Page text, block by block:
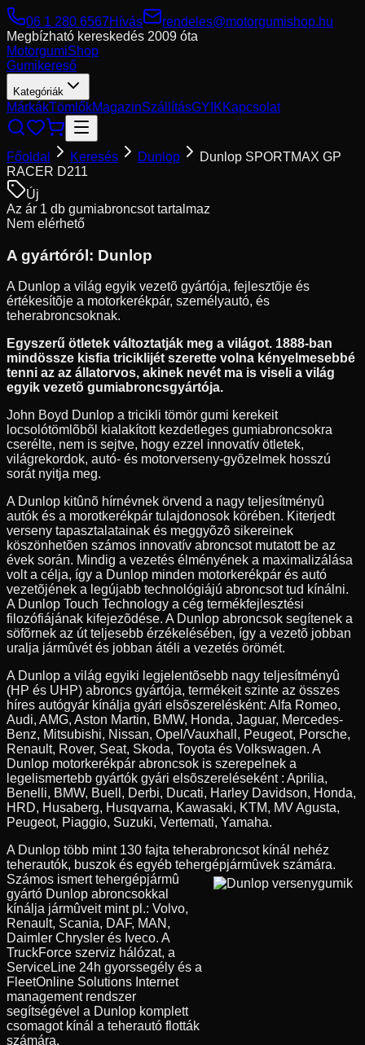
06 1 280 6567Hívás
rendeles@motorgumishop.hu
Megbízható kereskedés 2009 óta
MotorgumiShop
Gumikereső
Kategóriák
MárkákTömlőkMagazinSzállításGYIKKapcsolat
Főoldal Keresés Dunlop
Dunlop SPORTMAX GP
RACER D211
Új
Az ár 1 db gumiabroncsot tartalmaz
Nem elérhető
A gyártóról: Dunlop
A Dunlop a világ egyik vezetõ gyártója, fejlesztõje és
értékesítõje a motorkerékpár, személyautó, és
teherabroncsoknak.
Egyszerű ötletek változtatják meg a világot. 1888-ban
mindössze kisfia triciklijét szerette volna kényelmesebbé
tenni az az állatorvos, akinek nevét ma is viseli a világ
egyik vezetõ gumiabroncsgyártója.
John Boyd Dunlop a tricikli tömör gumi kerekeit
locsolótömlõbõl kialakított kezdetleges gumiabroncsokra
cserélte, nem is sejtve, hogy ezzel innovatív ötletek,
világrekordok, autó- és motorverseny-gyõzelmek hosszú
sorát nyitja meg.
A Dunlop kitûnõ hírnévnek örvend a nagy teljesítményû
autók és a morotkerékpár tulajdonosok körében. Kiterjedt
verseny tapasztalatainak és meggyõzõ sikereinek
köszönhetõen számos innovatív abroncsot mutatott be az
évek során. Mindig a vezetés élményének a maximalizálása
volt a célja, így a Dunlop minden motorkerékpár és autó
vezetõjének a legújabb technológiájú abroncsot tud kínálni.
A Dunlop Touch Technology a cég termékfejlesztési
filozófiájának kifejezõdése. A Dunlop abroncsok segítenek a
söfõrnek az út teljesebb érzékelésében, így a vezetõ jobban
uralja jármûvét és jobban átéli a vezetés örömét.
A Dunlop a világ egyiki legjelentõsebb nagy teljesítményû
(HP és UHP) abroncs gyártója, termékeit szinte az összes
híres autógyár kínálja gyári elsõszerelésként: Alfa Romeo,
Audi, AMG, Aston Martin, BMW, Honda, Jaguar, Mercedes-
Benz, Mitsubishi, Nissan, Opel/Vauxhall, Peugeot, Porsche,
Renault, Rover, Seat, Skoda, Toyota és Volkswagen. A
Dunlop motorkerékpár abroncsok is szerepelnek a
legelismertebb gyártók gyári elsõszereléseként : Aprilia,
Benelli, BMW, Buell, Derbi, Ducati, Harley Davidson, Honda,
HRD, Husaberg, Husqvarna, Kawasaki, KTM, MV Agusta,
Peugeot, Piaggio, Suzuki, Vertemati, Yamaha.
A Dunlop több mint 130 fajta teherabroncsot kínál nehéz
teherautók, buszok és egyéb tehergépjármûvek számára.
Számos ismert tehergépjármû
gyártó Dunlop abroncsokkal
kínálja jármûveit mint pl.: Volvo,
Renault, Scania, DAF, MAN,
Daimler Chrysler és Iveco. A
TruckForce szerviz hálózat, a
ServiceLine 24h gyorssegély és a
FleetOnline Solutions Internet
management rendszer
segítségével a Dunlop komplett
csomagot kínál a teherautó flották
számára.